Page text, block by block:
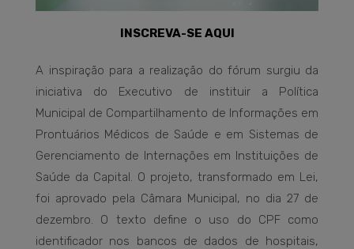
INSCREVA-SE AQUI
A inspiração para a realização do fórum surgiu da
iniciativa do Executivo de instituir a Política
Municipal de Compartilhamento de Informações em
Prontuários Médicos de Saúde e em Sistemas de
Gerenciamento de Internações em Instituições de
Saúde da Capital. O projeto, transformado em Lei,
foi aprovado pela Câmara Municipal, no dia 27 de
dezembro. O texto define o uso do CPF como
identificador nos bancos de dados de hospitais,